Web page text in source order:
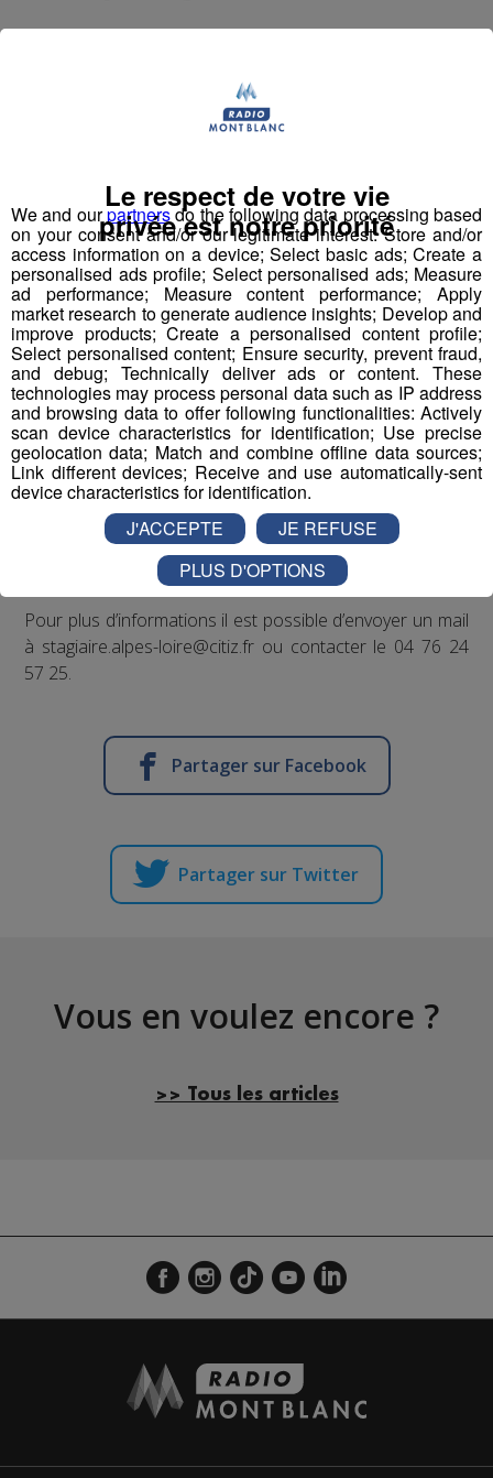
l’argent, et limiter son impact environnemental. C’est, en
résumé, le but de l’autopartage.
Genevois français organise des temps de rencontres
pour informer et échanger sur le fonctionnement et
l’organisation de l’autopartage, dans plusieurs
communes du Genevois français.
Les prochains rendez-vous auront lieu lundi 23 janvier
de 18h30 à 20h à Saint-Julien-en-Genevois, mardi 24
janvier de 12h30 à 14h à Annemasse et de 16h à 18h30
à Reignier-Esery, ainsi que mercredi 25 janvier de 12h30
à 14h à Bonneville et de 17h30 à 19h à Thonon-les-
Bains.
Ces rencontres seront également l’occasion de
remonter les expériences des utilisateurs et leurs
attentes pour améliorer le service.
Pour plus d’informations il est possible d’envoyer un mail
à stagiaire.alpes-loire@citiz.fr ou contacter le 04 76 24
57 25.
Partager sur Facebook
Partager sur Twitter
Vous en voulez encore ?
>> Tous les articles
We and ourpartnersdo the following data processing based
on your consent and/or our legitimate interest: Store and/or
access information on a device; Select basic ads; Create a
personalised ads profile; Select personalised ads; Measure
ad performance; Measure content performance; Apply
market research to generate audience insights; Develop and
improve products; Create a personalised content profile;
Select personalised content; Ensure security, prevent fraud,
and debug; Technically deliver ads or content. These
technologies may process personal data such as IP address
and browsing data to offer following functionalities: Actively
scan device characteristics for identification; Use precise
geolocation data; Match and combine offline data sources;
Link different devices; Receive and use automatically-sent
device characteristics for identification.
Le respect de votre vie
privée est notre priorité
J'ACCEPTE
JE REFUSE
PLUS D'OPTIONS